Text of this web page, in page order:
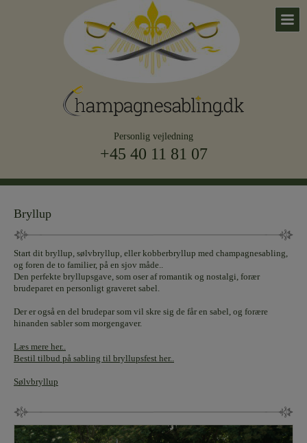
Personlig vejledning
+45 40 11 81 07
Bryllup
Start dit bryllup, sølvbryllup, eller kobberbryllup med champagnesabling,
og foren de to familier, på en sjov måde..
Den perfekte bryllupsgave, som oser af romantik og nostalgi, forær
brudeparet en personligt graveret sabel.
Der er også en del brudepar som vil skre sig de får en sabel, og forære
hinanden sabler som morgengaver.
Læs mere her..
Bestil tilbud på sabling til bryllupsfest her..
Sølvbryllup